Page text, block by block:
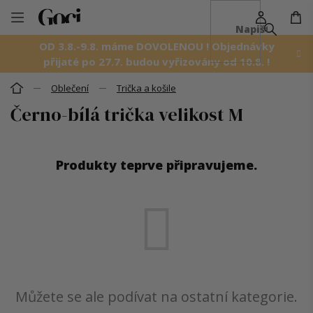
Přejít
OD 3.8.-9.8. máme DOVOLENOU ! Objednávky
přijaté po 27.7. budou vyřizovány od 10.8. !
Domů Oblečení Trička a košile
Černo-bílá trička velikost M
Produkty teprve připravujeme.
Můžete se ale podívat na ostatní kategorie.